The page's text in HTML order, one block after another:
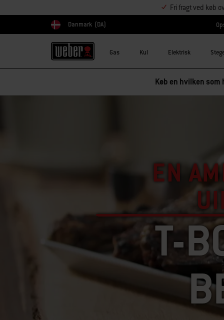
Fri fragt ved køb
Vælg land
Danmark (DA)
Gas Kul Elektrisk
Køb en hvilken
EN
T-